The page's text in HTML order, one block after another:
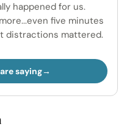
happened for us.
five minutes
distractions mattered.
saying